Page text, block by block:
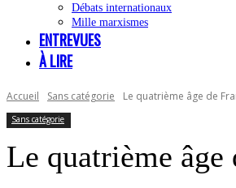
Débats internationaux
Mille marxismes
ENTREVUES
À LIRE
Accueil Sans catégorie Le quatrième âge de
Sans catégorie
Le quatrième âge